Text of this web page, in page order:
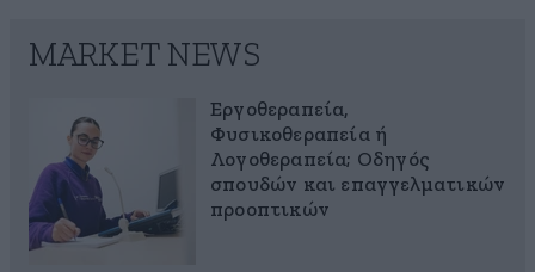
MARKET NEWS
Εργοθεραπεία,
Φυσικοθεραπεία ή
Λογοθεραπεία; Οδηγός
σπουδών και επαγγελματικών
προοπτικών